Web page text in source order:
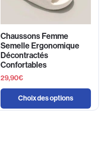
Chaussons Femme
Semelle Ergonomique
Décontractés
Confortables
29,90€
Choix des options